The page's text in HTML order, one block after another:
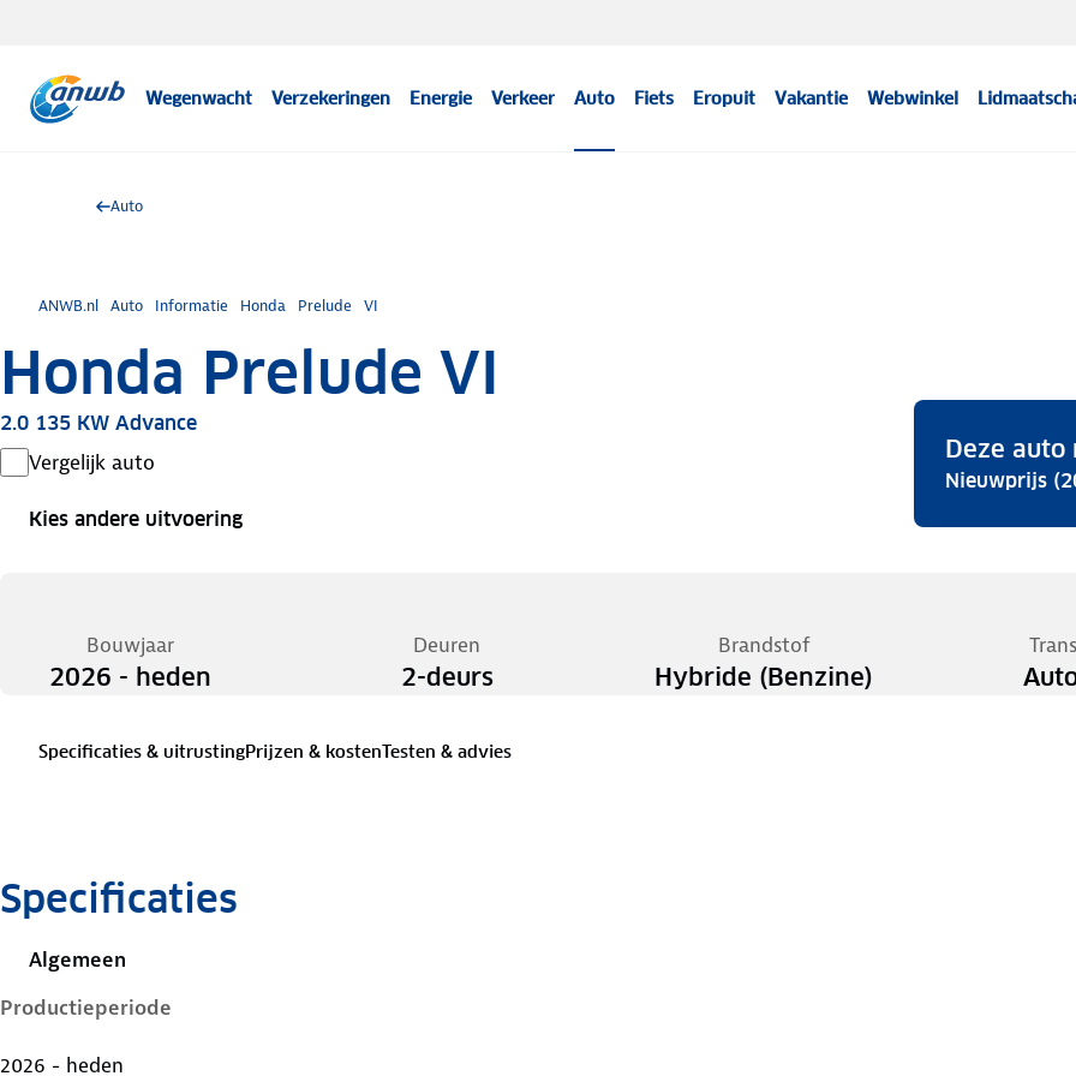
Wegenwacht Verzekeringen Energie Verkeer Auto Fiets Eropuit Vakantie Webwinkel
Auto
ANWB.nl Auto Informatie Honda Prelude VI
Honda Prelude VI
2.0 135 KW Advance
Vergelijk auto
Kies andere uitvoering
Deze auto
Nieuwprijs
Bouwjaar
2026 - heden
Deuren
2-deurs
Brandstof
Hybride (Benzine)
Specificaties & uitrustingPrijzen & kostenTesten & advies
Specificaties
Algemeen
Productieperiode
2026 - heden